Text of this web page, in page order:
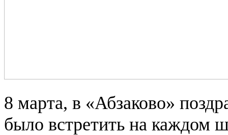
8 марта, в «Абзаково»
было встретить на каждом